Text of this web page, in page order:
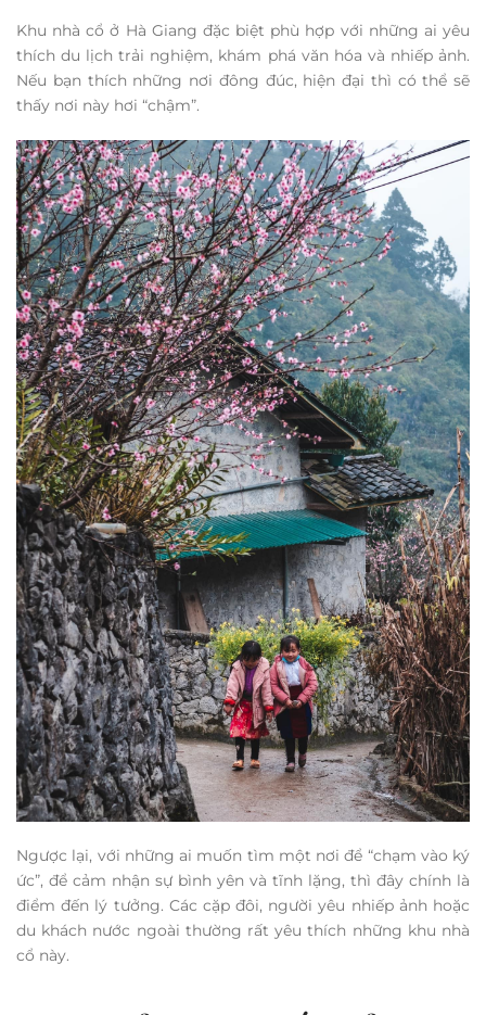
Khu nhà cổ ở Hà Giang đặc biệt phù hợp với những ai yêu
thích du lịch trải nghiệm, khám phá văn hóa và nhiếp ảnh.
Nếu bạn thích những nơi đông đúc, hiện đại thì có thể sẽ
thấy nơi này hơi “chậm”.
Ngược lại, với những ai muốn tìm một nơi để “chạm vào ký
ức”, để cảm nhận sự bình yên và tĩnh lặng, thì đây chính là
điểm đến lý tưởng. Các cặp đôi, người yêu nhiếp ảnh hoặc
du khách nước ngoài thường rất yêu thích những khu nhà
cổ này.